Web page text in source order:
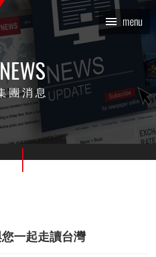
好襪與您一起
新情報_集團消
采盟集團
menu
NEWS
團消息
一起走讀台灣